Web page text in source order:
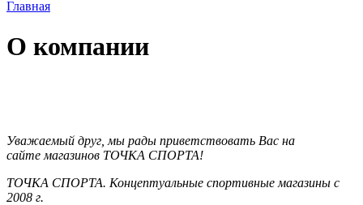
Главная
О компании
Уважаемый друг, мы рады приветствовать Вас на
сайте магазинов ТОЧКА СПОРТА!
ТОЧКА СПОРТА. Концептуальные спортивные магазины с
2008 г.